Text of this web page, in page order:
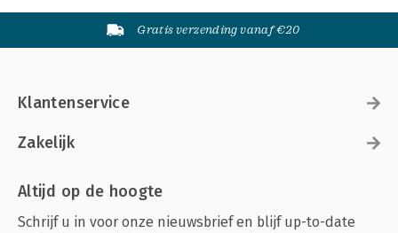
Gratis verzending vanaf €20
Klantenservice
Zakelijk
Altijd op de hoogte
Schrijf u in voor onze nieuwsbrief en blijf up-to-date